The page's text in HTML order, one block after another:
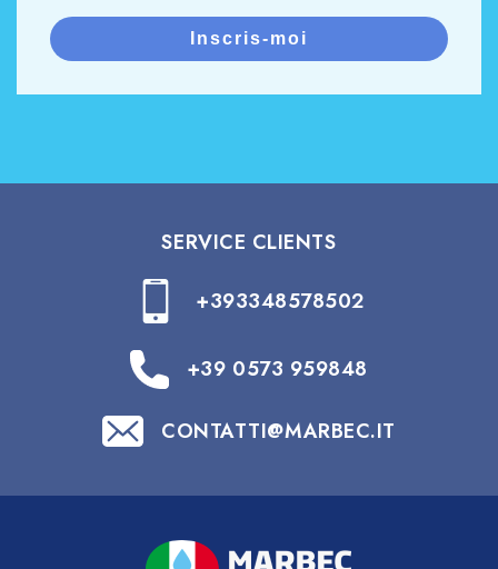
Inscris-moi
SERVICE CLIENTS
+393348578502
+39 0573 959848
CONTATTI@MARBEC.IT